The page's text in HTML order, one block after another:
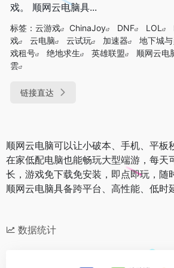
戏。 顺网云电脑具...
标签： 云游戏 ChinaJoy DNF LOL
戏
云电脑 云试玩 加速器 地下城
戏租号
绝地求生 英雄联盟 顺网云电
雲
链接直达
顺网云电脑可以让小破本、手机、平板
在家低配电脑也能畅玩大型端游，每天
长，游戏免下载免安装，即点即玩，随
顺网云电脑具备跨平台、高性能、低时
数据统计